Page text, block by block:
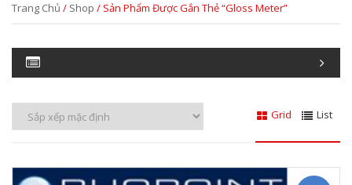
Trang Chủ / Shop / Sản Phẩm Được Gắn Thẻ “gloss Meter”
Grid List